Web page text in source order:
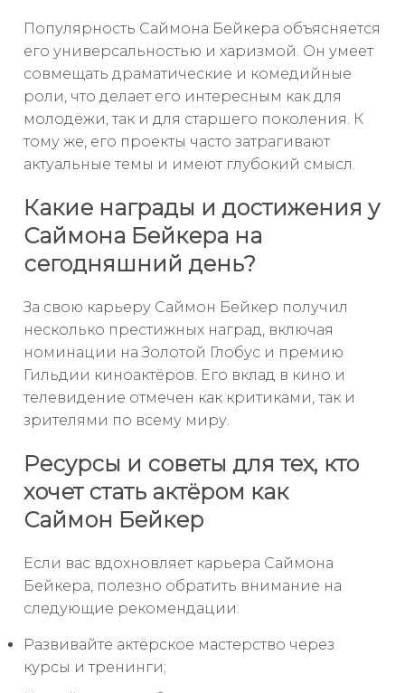
Популярность Саймона Бейкера объясняется
его универсальностью и харизмой. Он умеет
совмещать драматические и комедийные
роли, что делает его интересным как для
молодёжи, так и для старшего поколения. К
тому же, его проекты часто затрагивают
актуальные темы и имеют глубокий смысл.
Какие награды и достижения у
Саймона Бейкера на
сегодняшний день?
За свою карьеру Саймон Бейкер получил
несколько престижных наград, включая
номинации на Золотой Глобус и премию
Гильдии киноактёров. Его вклад в кино и
телевидение отмечен как критиками, так и
зрителями по всему миру.
Ресурсы и советы для тех, кто
хочет стать актёром как
Саймон Бейкер
Если вас вдохновляет карьера Саймона
Бейкера, полезно обратить внимание на
следующие рекомендации:
Развивайте актёрское мастерство через
курсы и тренинги;